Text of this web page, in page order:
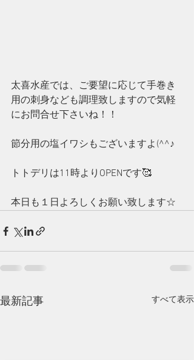
太喜水産では、ご要望に応じて手巻き
用の刺身なども調理致しますので気軽
にお問合せ下さいね！！
節分用の塩イワシもございますよ(^^♪
トトデリは11時よりOPENです🥰
本日も１日よろしくお願い致します☆
最新記事 すべて表示